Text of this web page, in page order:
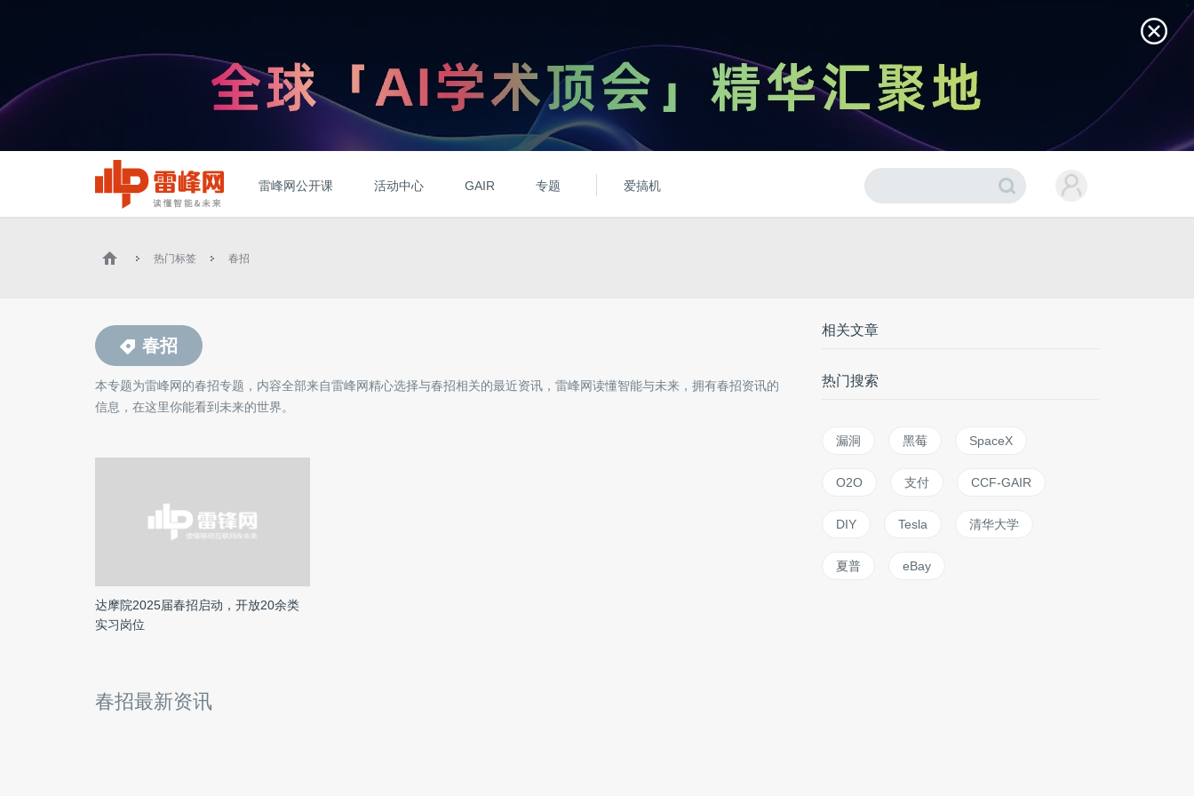
雷峰网公开课 活动中心 GAIR 专题 爱搞机
热门标签 春招
春招
本专题为雷峰网的春招专题，内容全部来自雷峰网精心选择与春招相关的最近资讯，雷峰网读懂智能与未来，拥有春招资讯的
信息，在这里你能看到未来的世界。
达摩院2025届春招启动，开放20余类
实习岗位
春招最新资讯
相关文章
热门搜索
漏洞 黑莓 SpaceX
O2O 支付 CCF-GAIR
DIY Tesla 清华大学
夏普 eBay